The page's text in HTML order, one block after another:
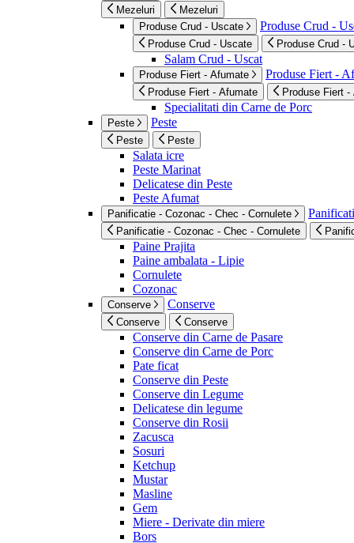
Mezeluri
Mezeluri
Produse Crud - Uscate
Produse Crud -
Produse Crud - Uscate Produse Crud -
Salam Crud - Uscat
Produse Fiert - Afumate Produse Fiert -
Produse Fiert - Afumate Produse Fiert -
Specialitati din Carne de Porc
Peste Peste
Peste Peste
Salata icre
Peste Marinat
Delicatese din Peste
Peste Afumat
Panificatie - Cozonac - Chec - Cornulete
Panificatie - Cozonac - Chec - Cornulete
Paine Prajita
Paine ambalata - Lipie
Cornulete
Cozonac
Conserve Conserve
Conserve Conserve
Conserve din Carne de Pasare
Conserve din Carne de Porc
Pate ficat
Conserve din Peste
Conserve din Legume
Delicatese din legume
Conserve din Rosii
Zacusca
Sosuri
Ketchup
Mustar
Masline
Gem
Miere - Derivate din miere
Bors